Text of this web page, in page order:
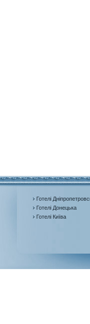
Готелі
Готелі Донецька
Готелі Київа